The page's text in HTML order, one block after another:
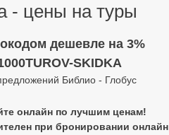
- цены на туры
дешевле на 3%
SKIDKA
Библио - Глобус
онлайн по лучшим ценам!
при бронировании онлайн